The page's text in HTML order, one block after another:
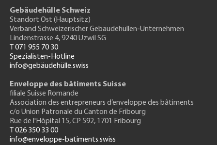
Gebäudehülle Schweiz
Standort Ost (Hauptsitz)
Verband Schweizerischer Gebäudehüllen-Unternehmen
Lindenstrasse 4, 9240 Uzwil SG
T 071 955 70 30
Spezialisten-Hotline
info@gebäudehülle.swiss
Enveloppe des bâtiments Suisse
filiale Suisse Romande
Association des entrepreneurs d’enveloppe des bâtiments
c/o Union Patronale du Canton de Fribourg
Rue de l'Hôpital 15, CP 592, 1701 Fribourg
T 026 350 33 00
info@enveloppe-batiments.swiss